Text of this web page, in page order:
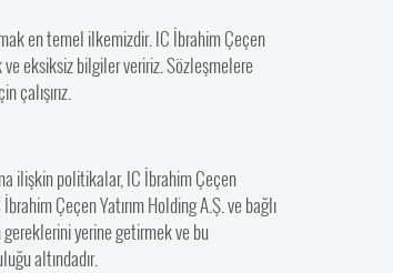
en temel ilkemizdir. IC İbrahim Çeçen
eksiksiz bilgiler veririz. Sözleşmelere
çalışırız.
ilişkin politikalar, IC İbrahim Çeçen
Çeçen Yatırım Holding A.Ş. ve bağlı
yerine getirmek ve bu
altındadır.